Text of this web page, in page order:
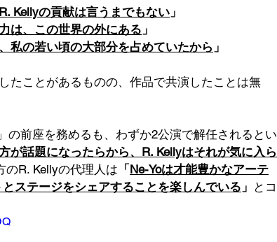
Kellyの貢献は言うまでもない 」
は、この世界の外にある 」
私の若い頃の大部分を占めていたから 」
たことがあるものの、作品で共演したことは無
の前座を務めるも、わずか2公演で解任されるとい
が話題になったらから、R. Kellyはそれが気に入ら
のR. Kellyの代理人は 「Ne-Yoは才能豊かなアーテ
ステージをシェアすることを楽しんでいる 」 とコ